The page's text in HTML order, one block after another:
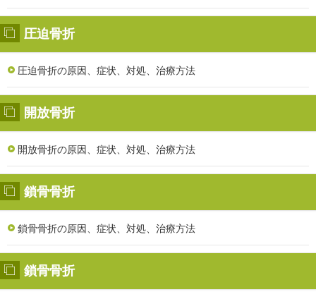
圧迫骨折
圧迫骨折の原因、症状、対処、治療方法
開放骨折
開放骨折の原因、症状、対処、治療方法
鎖骨骨折
鎖骨骨折の原因、症状、対処、治療方法
鎖骨骨折